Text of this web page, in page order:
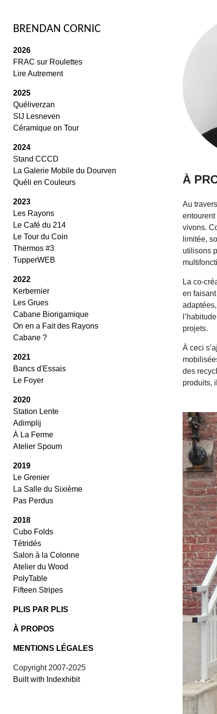
BRENDAN CORNIC
2026
FRAC sur Roulettes
Lire Autrement
2025
Quéliverzan
SIJ Lesneven
Céramique on Tour
2024
Stand CCCD
La Galerie Mobile du Dourven
Quéli en Couleurs
2023
Les Rayons
Le Café du 214
Le Tour du Coin
Thermos #3
TupperWEB
2022
Kerbernier
Les Grues
Cabane Biorigamique
On en a Fait des Rayons
Cabane ?
2021
Bancs d'Essais
Le Foyer
2020
Station Lente
Adimplij
À La Ferme
Atelier Spoum
2019
Le Grenier
La Salle du Sixième
Pas Perdus
2018
Cubo Folds
Tétridés
Salon à la Colonne
Atelier du Wood
PolyTable
Fifteen Stripes
PLIS PAR PLIS
À PROPOS
MENTIONS LÉGALES
Copyright 2007-2025
Built with Indexhibit
À
Au
entourent
vivons.
limitée,
utilisons
La co-
en
projets.
À ceci
des
produits,